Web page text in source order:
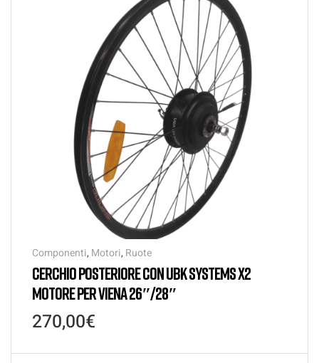
Componenti, Motori, Ruote
CERCHIO POSTERIORE CON UBK SYSTEMS X2
MOTORE PER VIENA 26″/28″
270,00€